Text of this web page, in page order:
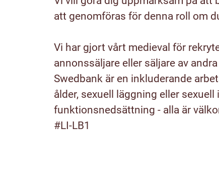
att genomföras för denna roll om
Vi har gjort vårt medieval för
annonssäljare eller säljare av
Swedbank är en inkluderande
ålder, sexuell läggning eller
funktionsnedsättning - alla är
#LI-LB1